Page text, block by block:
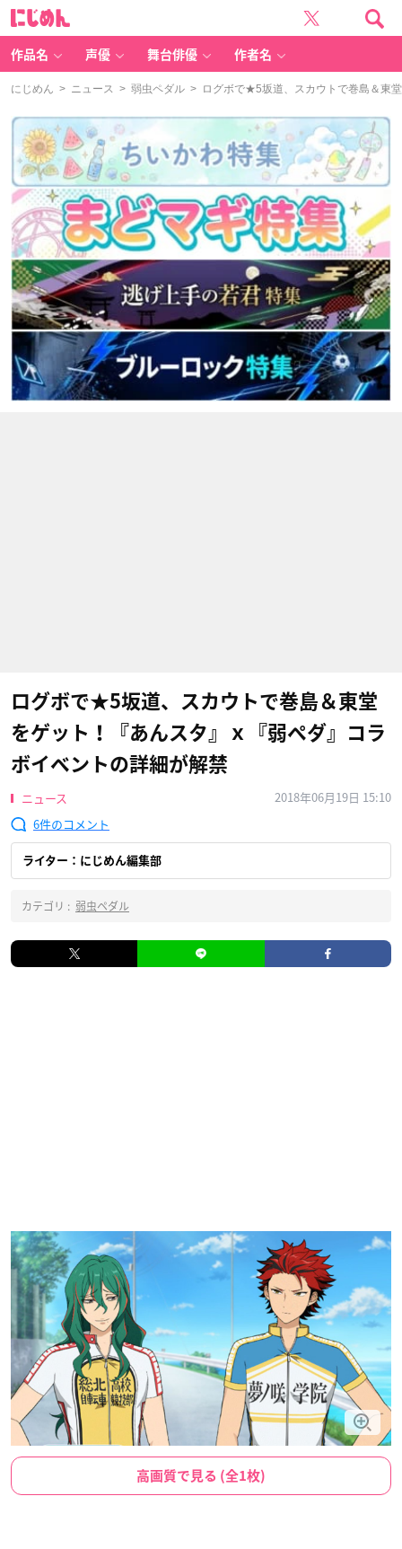
作品名 声優 舞台俳優 作者名
にじめん > ニュース > 弱虫ペダル > ログボで★5坂道、スカウトで巻島＆東
ログボで★5坂道、スカウトで巻島＆東堂
をゲット！『あんスタ』ｘ『弱ペダ』コラ
ボイベントの詳細が解禁
ニュース
2018年06月19日 15:10
6
ライター：にじめん編集部
カテゴリ : 弱虫ペダル
高画質で見る (全1枚)